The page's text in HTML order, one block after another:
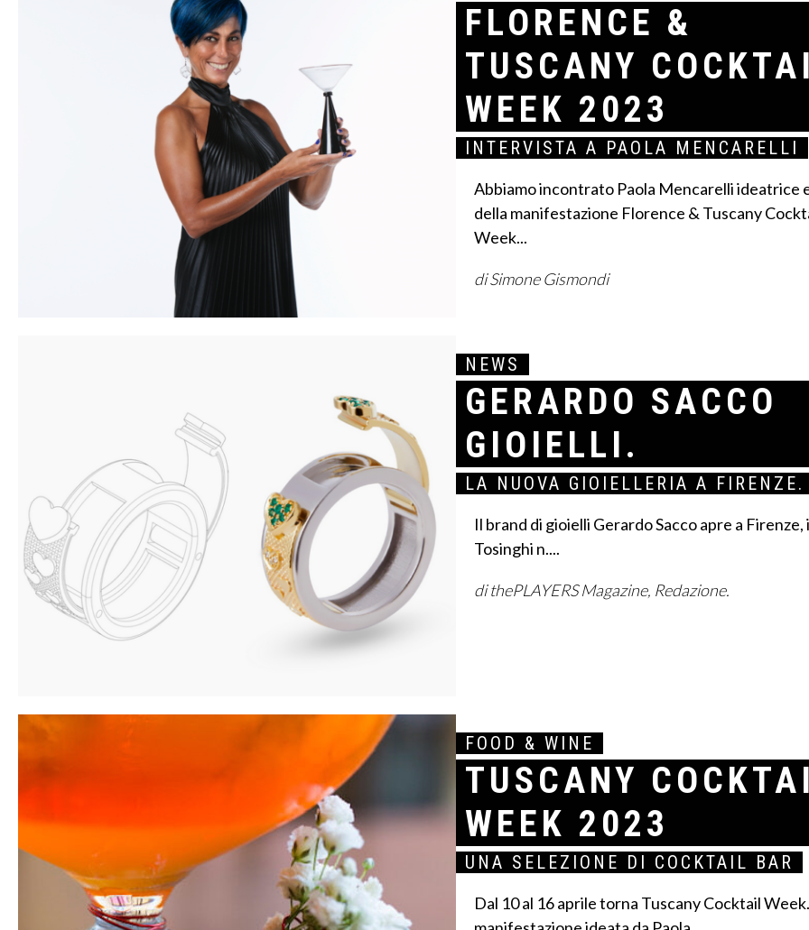
FLORENCE &
TUSCANY
WEEK 2023
INTERVISTA A PAOLA MENCARELLI
Abbiamo incontrato Paola Mencarelli ideatrice
della manifestazione Florence & Tuscany
Week...
di Simone Gismondi
NEWS
GERARDO SACCO
GIOIELLI.
LA NUOVA GIOIELLERIA A FIRENZE.
Il brand di gioielli Gerardo Sacco apre a Firenze,
Tosinghi n....
di thePLAYERS Magazine, Redazione.
FOOD & WINE
TUSCANY
WEEK 2023
UNA SELEZIONE DI COCKTAIL BAR
Dal 10 al 16 aprile torna Tuscany Cocktail